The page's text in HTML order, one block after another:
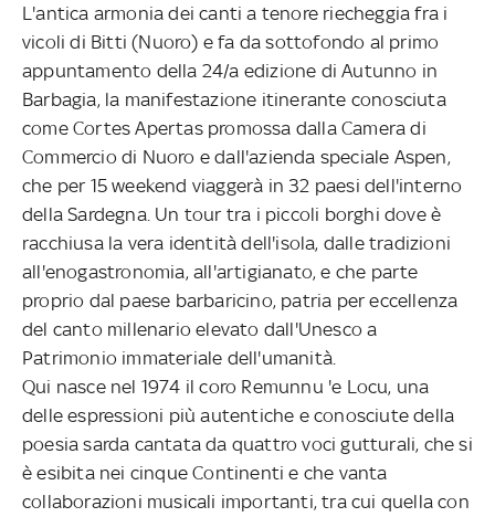
L'antica armonia dei canti a tenore riecheggia fra i
vicoli di Bitti (Nuoro) e fa da sottofondo al primo
appuntamento della 24/a edizione di Autunno in
Barbagia, la manifestazione itinerante conosciuta
come Cortes Apertas promossa dalla Camera di
Commercio di Nuoro e dall'azienda speciale Aspen,
che per 15 weekend viaggerà in 32 paesi dell'interno
della Sardegna. Un tour tra i piccoli borghi dove è
racchiusa la vera identità dell'isola, dalle tradizioni
all'enogastronomia, all'artigianato, e che parte
proprio dal paese barbaricino, patria per eccellenza
del canto millenario elevato dall'Unesco a
Patrimonio immateriale dell'umanità.
Qui nasce nel 1974 il coro Remunnu 'e Locu, una
delle espressioni più autentiche e conosciute della
poesia sarda cantata da quattro voci gutturali, che si
è esibita nei cinque Continenti e che vanta
collaborazioni musicali importanti, tra cui quella con